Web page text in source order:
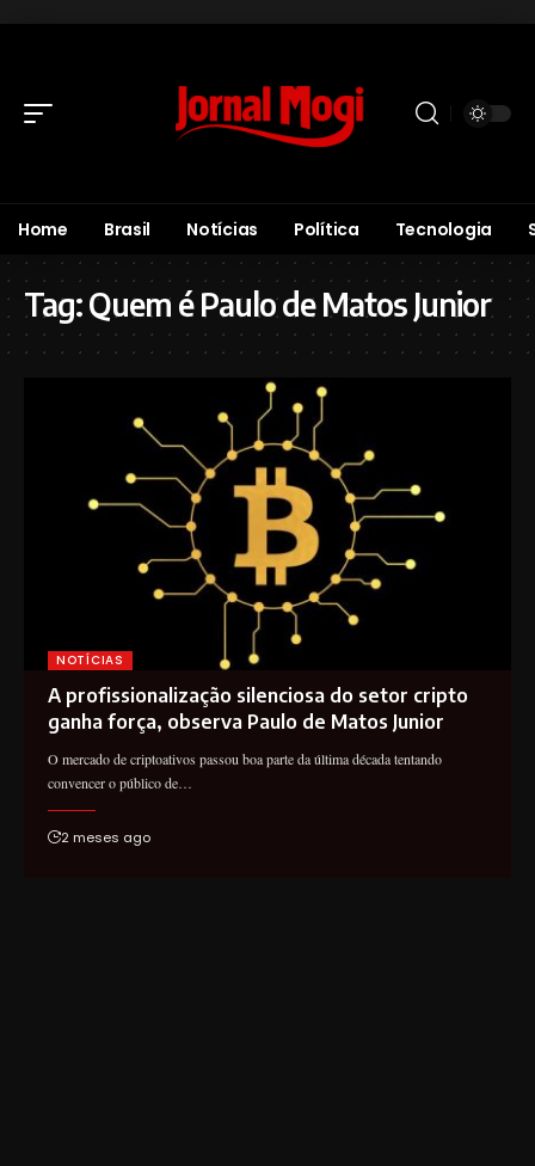
Home Brasil Notícias Política Tecnologia
Tag:Quem é Paulo de Matos Junior
NOTÍCIAS
A profissionalização silenciosa do setor cripto
ganha força, observa Paulo de Matos Junior
O mercado de criptoativos passou boa parte da última década tentando
convencer o público de…
2 meses ago